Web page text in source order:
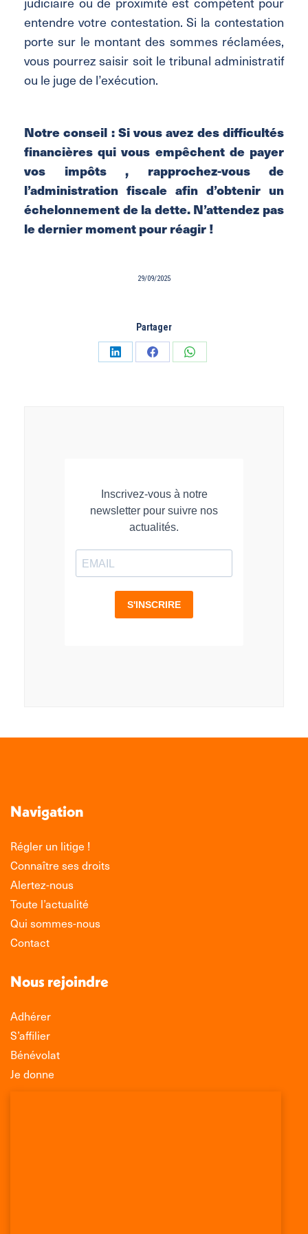
entendre votre contestation. Si la contestation
porte sur le montant des sommes réclamées,
vous pourrez saisir soit le tribunal administratif
ou le juge de l’exécution.
Notre conseil : Si vous avez des difficultés
financières qui vous empêchent de payer
vos impôts , rapprochez-vous de
l’administration fiscale afin d’obtenir un
échelonnement de la dette. N’attendez pas
le dernier moment pour réagir !
29/09/2025
Partager
PartagerPartagerPartager
Navigation
Régler un litige !
Connaître ses droits
Alertez-nous
Toute l’actualité
Qui sommes-nous
Contact
Nous rejoindre
Adhérer
S’affilier
Bénévolat
Je donne